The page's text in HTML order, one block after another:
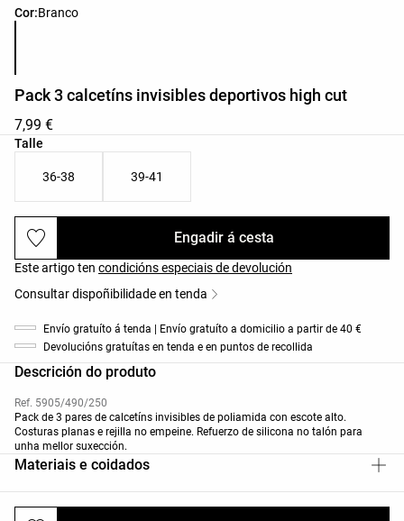
Cor:Branco
Lista de cores do produto
Pack 3 calcetíns invisibles deportivos high cut
7,99 €
Talle
Lista de tallas do produto
36-38 39-41
Engadir á cesta
Este artigo ten condicións especiais de devolución
Consultar dispoñibilidade en tenda
Envío gratuíto á tenda | Envío gratuíto a domicilio a partir de 40 €
Devolucións gratuítas en tenda e en puntos de recollida
Descrición do produto
Ref. 5905/490/250
Pack de 3 pares de calcetíns invisibles de poliamida con escote alto.
Costuras planas e rejilla no empeine. Refuerzo de silicona no talón para
unha mellor suxección.
Materiais e coidados